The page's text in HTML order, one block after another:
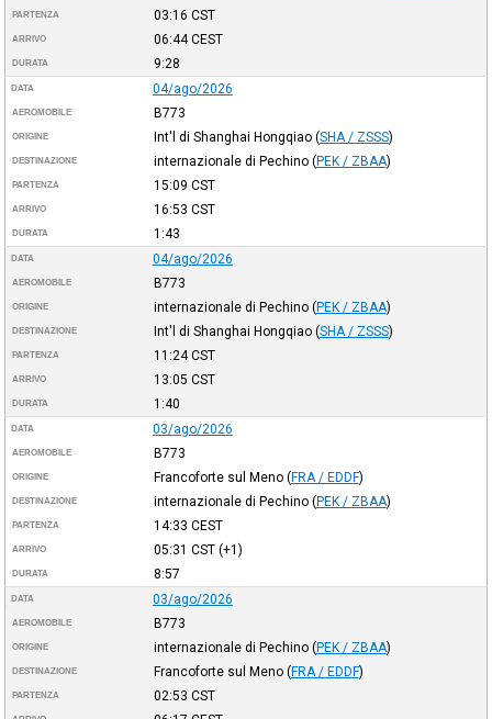
PARTENZA 03:16 CST
ARRIVO 06:44CEST
DURATA 9:28
DATA 04/ago/2026
AEROMOBILE B773
ORIGINE Int'l di Shanghai Hongqiao (SHA / ZSSS)
DESTINAZIONE internazionale di Pechino (PEK / ZBAA)
PARTENZA 15:09 CST
ARRIVO 16:53 CST
DURATA 1:43
DATA 04/ago/2026
AEROMOBILE B773
ORIGINE internazionale di Pechino (PEK / ZBAA)
DESTINAZIONE Int'l di Shanghai Hongqiao (SHA / ZSSS)
PARTENZA 11:24CST
ARRIVO 13:05 CST
DURATA 1:40
DATA 03/ago/2026
AEROMOBILE B773
ORIGINE Francoforte sul Meno (FRA / EDDF)
DESTINAZIONE internazionale di Pechino (PEK / ZBAA)
PARTENZA 14:33 CEST
ARRIVO 05:31 CST(+1)
DURATA 8:57
DATA 03/ago/2026
AEROMOBILE B773
ORIGINE internazionale di Pechino (PEK / ZBAA)
DESTINAZIONE Francoforte sul Meno (FRA / EDDF)
PARTENZA 02:53 CST